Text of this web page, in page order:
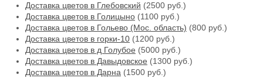
Доставка цветов в Глебовский (2500 руб.)
Доставка цветов в Голицыно (1100 руб.)
Доставка цветов в Гольево (Мос. область) (800 руб.)
Доставка цветов в горки-10 (1200 руб.)
Доставка цветов в д Голубое (5000 руб.)
Доставка цветов в Давыдовское (1300 руб.)
Доставка цветов в Дарна (1500 руб.)